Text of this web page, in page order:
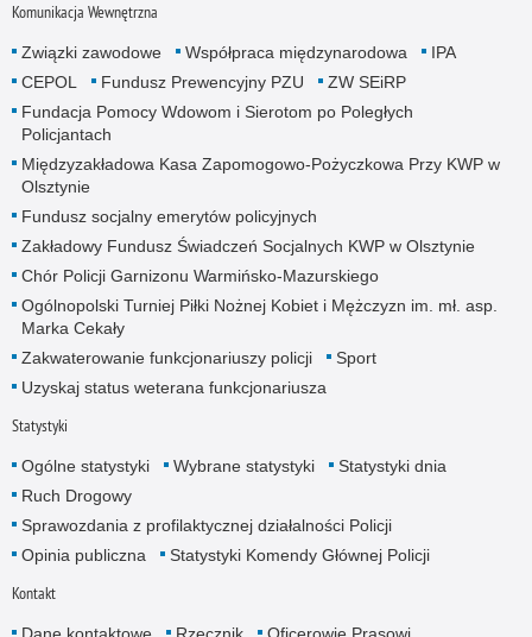
Komunikacja Wewnętrzna
Związki zawodowe Współpraca międzynarodowa
IPA
CEPOL
Fundusz Prewencyjny PZU
ZW SEiRP
Fundacja Pomocy Wdowom i Sierotom po Poległych
Policjantach
Międzyzakładowa Kasa Zapomogowo-Pożyczkowa Przy KWP w
Olsztynie
Fundusz socjalny emerytów policyjnych
Zakładowy Fundusz Świadczeń Socjalnych KWP w Olsztynie
Chór Policji Garnizonu Warmińsko-Mazurskiego
Ogólnopolski Turniej Piłki Nożnej Kobiet i Mężczyzn im. mł. asp.
Marka Cekały
Zakwaterowanie funkcjonariuszy policji
Sport
Uzyskaj status weterana funkcjonariusza
Statystyki
Ogólne statystyki Wybrane statystyki
Statystyki dnia
Ruch Drogowy
Sprawozdania z profilaktycznej działalności Policji
Opinia publiczna
Statystyki Komendy Głównej Policji
Kontakt